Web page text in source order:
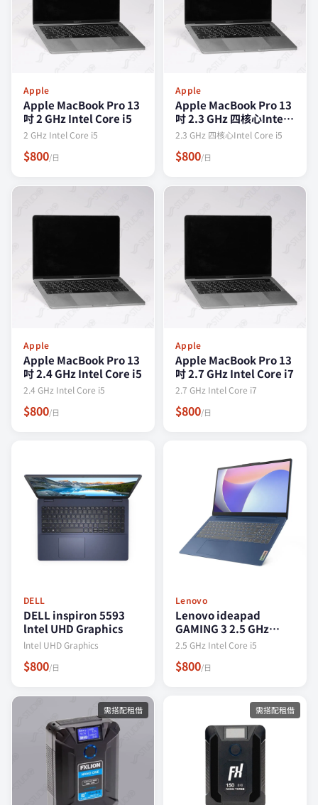
Apple
Apple MacBook Pro 13
吋 2 GHz Intel Core i5
2 GHz Intel Core i5
$800/日
Apple
Apple MacBook Pro 13
吋 2.3 GHz 四核心Intel
Core i5
2.3 GHz 四核心Intel Core i5
$800/日
Apple
Apple MacBook Pro 13
吋 2.4 GHz Intel Core i5
2.4 GHz Intel Core i5
$800/日
Apple
Apple MacBook Pro 13
吋 2.7 GHz Intel Core i7
2.7 GHz Intel Core i7
$800/日
DELL
DELL inspiron 5593
lntel UHD Graphics
lntel UHD Graphics
$800/日
Lenovo
Lenovo ideapad
GAMING 3 2.5 GHz
Intel Core i5
2.5 GHz Intel Core i5
$800/日
需搭配租借 需搭配租借